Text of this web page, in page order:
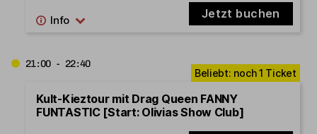
Jetzt buchen
21:00 - 22:40
Kult-Kieztour mit Drag Queen FANNY
FUNTASTIC [Start: Olivias Show Club]